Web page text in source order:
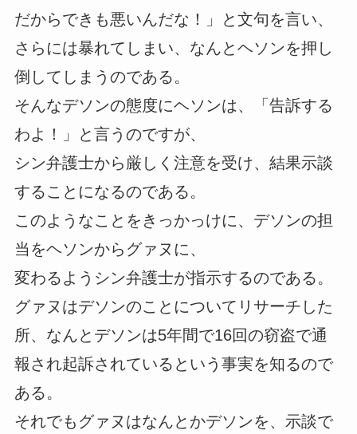
だからできも悪いんだな！」と文句を言い、
さらには暴れてしまい、なんとヘソンを押し
倒してしまうのである。
そんなデソンの態度にヘソンは、「告訴する
わよ！」と言うのですが、
シン弁護士から厳しく注意を受け、結果示談
することになるのである。
このようなことをきっかっけに、デソンの担
当をヘソンからグァヌに、
変わるようシン弁護士が指示するのである。
グァヌはデソンのことについてリサーチした
所、なんとデソンは5年間で16回の窃盗で通
報され起訴されているという事実を知るので
ある。
それでもグァヌはなんとかデソンを、示談で